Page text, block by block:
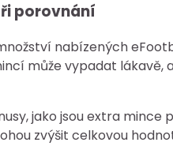
porovnání
nabízených
může vypadat lákavě,
jako jsou extra
zvýšit celkovou